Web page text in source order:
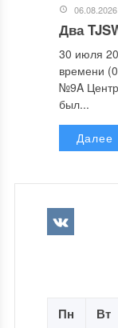
06.08.2026
Два
30 июля
времени
№9A
был...
Далее
Пн Вт